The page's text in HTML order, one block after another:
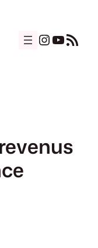
Flux RSS